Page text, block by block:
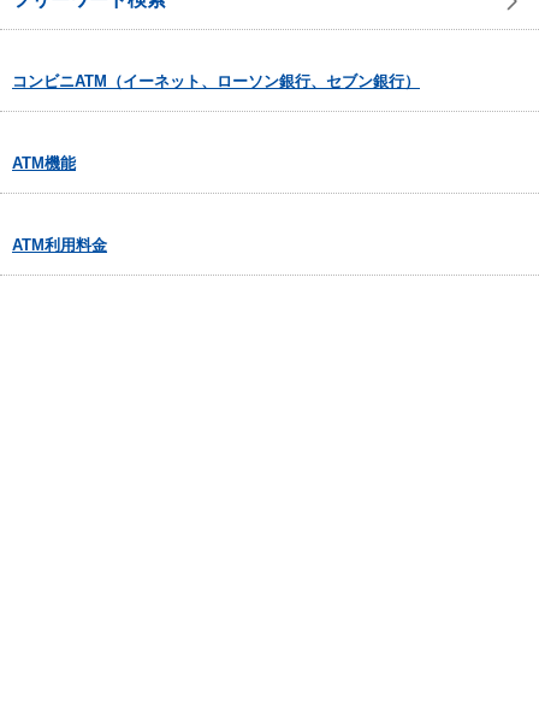
コンビニATM（イーネット、ローソン銀行、セブン銀行）
ATM機能
ATM利用料金